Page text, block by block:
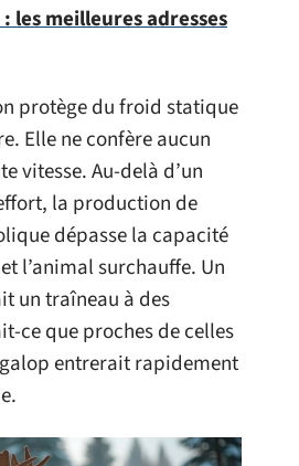
les meilleures adresses
protège du froid statique
Elle ne confère aucun
vitesse. Au-delà d’un
la production de
dépasse la capacité
l’animal surchauffe. Un
un traîneau à des
ce que proches de celles
entrerait rapidement